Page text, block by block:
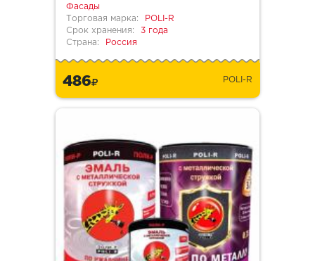
Фасады
Торговая марка:
POLI-R
Срок хранения:
3 года
Страна:
Россия
486 POLI-R